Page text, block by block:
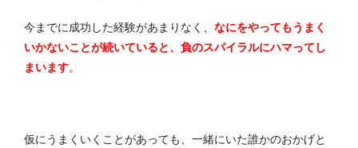
今までに成功した経験があまりなく、 なにをやってもうまく
いかないことが続いていると、負のスパイラルにハマってし
まいます。
仮にうまくいくことがあっても、一緒にいた誰かのおかげと